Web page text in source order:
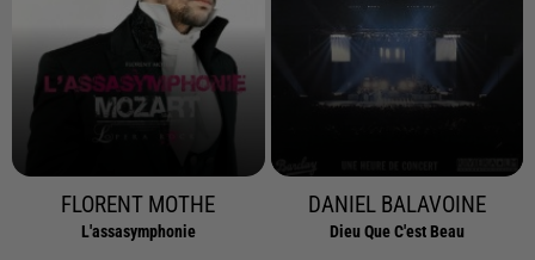
FLORENT MOTHE
L'assasymphonie
DANIEL BALAVOINE
Dieu Que C'est Beau